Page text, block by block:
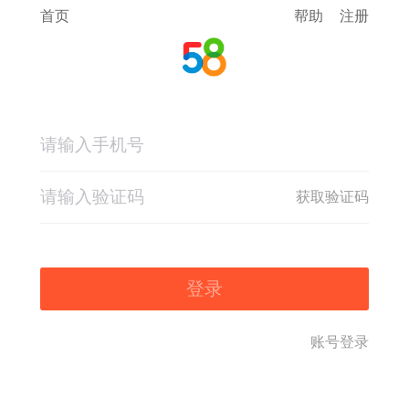
首页 帮助 注册
获取验证码
登录
账号登录